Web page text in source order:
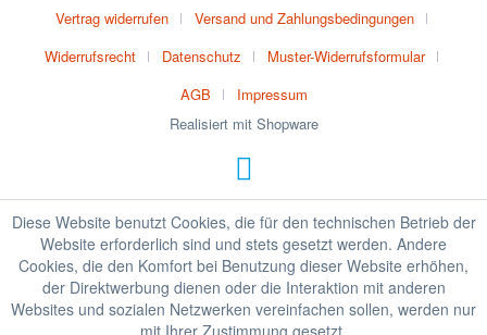
Vertrag widerrufen
Versand und Zahlungsbedingungen
Widerrufsrecht
Datenschutz
Muster-Widerrufsformular
AGB
Impressum
Realisiert mit Shopware
Diese Website benutzt Cookies, die für den technischen Betrieb der
Website erforderlich sind und stets gesetzt werden. Andere
Cookies, die den Komfort bei Benutzung dieser Website erhöhen,
der Direktwerbung dienen oder die Interaktion mit anderen
Websites und sozialen Netzwerken vereinfachen sollen, werden nur
mit Ihrer Zustimmung gesetzt.